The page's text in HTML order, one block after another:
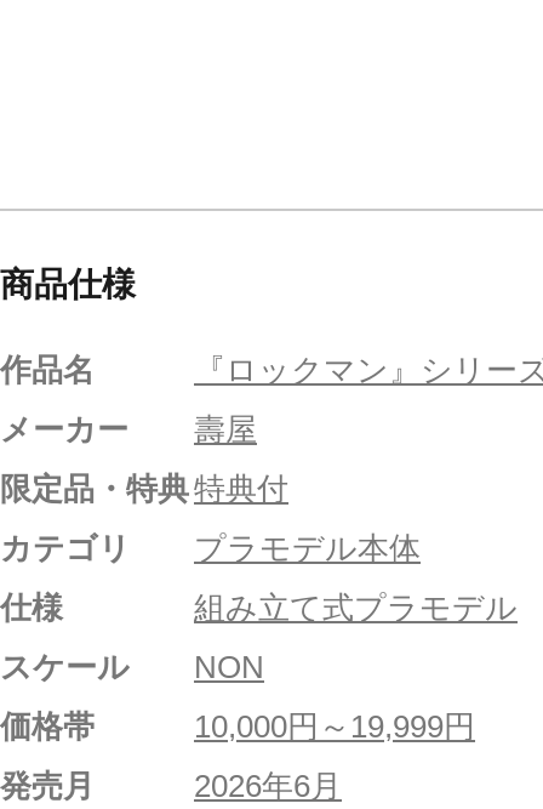
商品仕様
作品名
『ロックマン』シリー
メーカー
壽屋
限定品・特典特典付
カテゴリ
プラモデル本体
仕様
組み立て式プラモデル
スケール
NON
価格帯
10,000円～19,999円
発売月
2026年6月